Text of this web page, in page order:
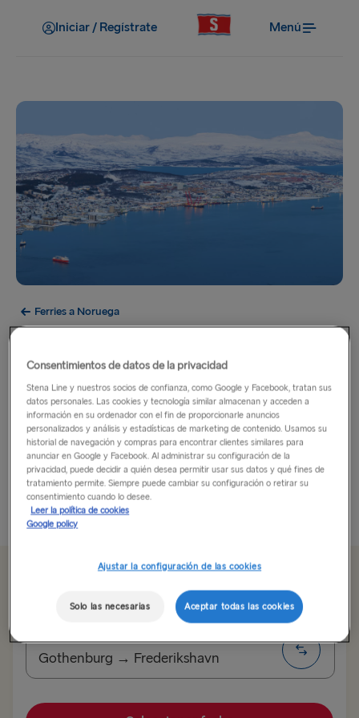
Iniciar / Regístrate Menú
Ferries a Noruega
Caminando por un paraíso ártico
Tromsø no es el fin del mundo, pero podría parecerlo.
Esta ciudad se encuentra en el círculo polar ártico y no
forma parte de la Noruega continental. Aquí se mezcla
un animado ambiente social...
Leer más
Ruta
Gothenburg → Frederikshavn
ALL ROUTES
Consentimientos de datos de la privacidad
Stena Line y nuestros socios de confianza, como Google y Facebook, tratan sus
datos personales. Las cookies y tecnología similar almacenan y acceden a
información en su ordenador con el fin de proporcionarle anuncios
personalizados y análisis y estadísticas de marketing de contenido. Usamos su
historial de navegación y compras para encontrar clientes similares para
anunciar en Google y Facebook. Al administrar su configuración de la
privacidad, puede decidir a quién desea permitir usar sus datos y qué fines de
tratamiento permite. Siempre puede cambiar su configuración o retirar su
consentimiento cuando lo desee.
Leer la política de cookies
Google policy
Ajustar la configuración de las cookies
Solo las necesarias Aceptar todas las cookies